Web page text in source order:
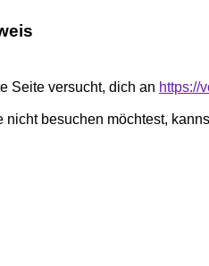
Seite versucht, dich an https://
nicht besuchen möchtest,